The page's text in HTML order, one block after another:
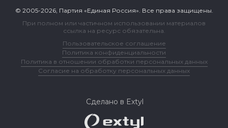
© 2005-2026, Партия «Единая Россия». Все права защищены.
При полном или частичном использовании материалов
ссылка на ресурс обязательна.
Пользовательское соглашение
Политика конфиденциальности
Политика в отношении обработки персональных данных
Согласие на обработку персональных данных
Сделано в Extyl